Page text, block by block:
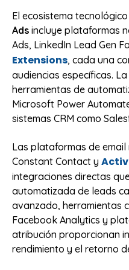
El ecosistema
Ads incluye plataformas
Ads, LinkedIn Lead Gen
Extensions, cada una
audiencias específicas.
herramientas de
Microsoft Power
sistemas CRM como
Las plataformas de email
Constant Contact y
integraciones directas
automatizada de leads
avanzado, herramientas
Facebook Analytics y
atribución proporcionan
rendimiento y el retorno